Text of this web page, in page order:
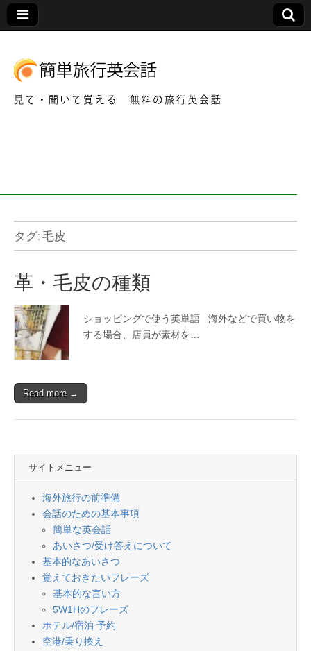
旅
行
英
会
話
タグ:毛皮
革・毛皮の種類
ショッピングで使う英単語 海外などで買い物を
する場合、店員が素材を…
Read more →
サイトメニュー
海外旅行の前準備
会話のための基本事項
簡単な英会話
あいさつ/受け答えについて
基本的なあいさつ
覚えておきたいフレーズ
基本的な言い方
5W1Hのフレーズ
ホテル/宿泊 予約
空港/乗り換え